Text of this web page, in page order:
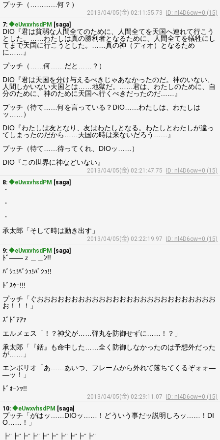
プッチ（…………何？）
2013/04/05(金) 02:11:55.73
ID: nl4D6ow+0 (15)
7: ◆eUwxvhsdPM [saga]
DIO『君は貧弱な人間全てのために、人間全てを天国へ連れて行こう
とした。……わたしは真の勝利者となるために、人間全てを犠牲にし
てまで天国に行こうとした。……真の神（ディオ）となるため
に……』
プッチ（……何……だと……？）
DIO『君は天国を分け与えるべきじゃあなかったのだ。神のいない、
人間しかいない天国とは……地獄だ。……君は、わたしのために、自
分のために、神のために天国へ行くべきだったのだ……』
プッチ（待て……何を言っている？DIO……わたしは、わたしは
ッ……）
DIO『わたしは友となり、友はわたしとなる。わたしとわたしが違っ
てしまったのだから……天国の時は来ないだろう……』
プッチ（待て……待ってくれ、DIOッ……）
DIO『この世界に神などいない』
2013/04/05(金) 02:21:47.75
ID: nl4D6ow+0 (15)
8: ◆eUwxvhsdPM [saga]
・
・
・
承太郎「そして時は動き出す」
2013/04/05(金) 02:22:19.97
ID: nl4D6ow+0 (15)
9: ◆eUwxvhsdPM [saga]
ﾄﾞ――ｚ＿＿ﾝ!!
ﾊﾞｼｭ!ﾊﾞｼｭ!ﾊﾞｼｭ!!
ﾄﾞｽｩｰ!!!
プッチ「ぐおおおおおおおおおおおおおおおおおおおおおおおおおお
お！！！」
ｽﾞﾄﾞｱｱｧ
エルメェス「！？神父が……弾丸を防御せずに……！？」
承太郎「『銛』も命中した……全く防御しなかったのは予想外だった
が……」
エンポリオ「あ……あいつ、フレームから外れて落ちてくるぞォォ―
―ッ！」
ﾄﾞｫｰﾝｯ!!
2013/04/05(金) 02:29:11.07
ID: nl4D6ow+0 (15)
10: ◆eUwxvhsdPM [saga]
プッチ「がはッ……DIOッ……！どういう事だッ説明しろッ……！DI
O……！」
┣¨┣¨┣¨┣¨┣¨┣¨┣¨┣¨┣¨┣¨